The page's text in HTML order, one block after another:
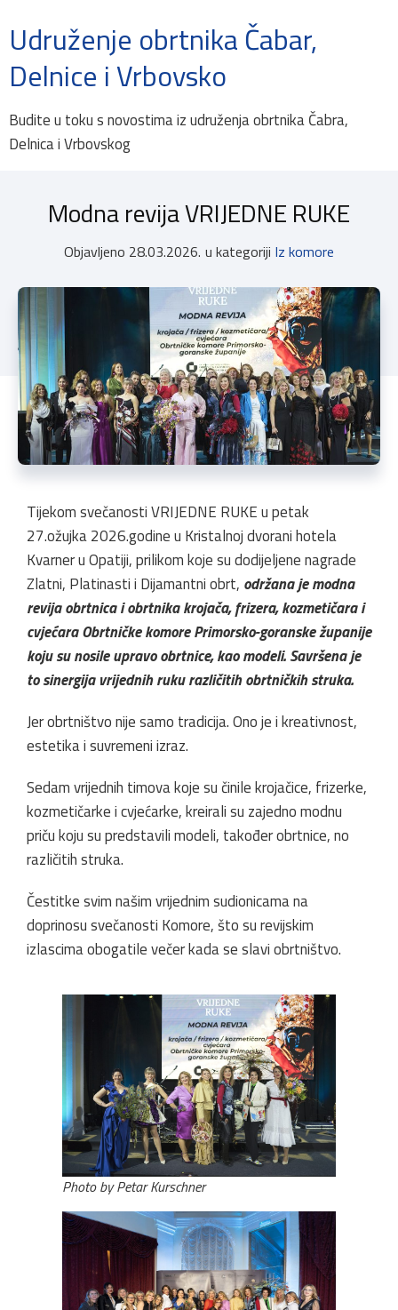
Udruženje obrtnika Čabar,
Delnice i Vrbovsko
Budite u toku s novostima iz udruženja obrtnika Čabra,
Delnica i Vrbovskog
Modna revija VRIJEDNE RUKE
Objavljeno 28.03.2026. u kategoriji Iz komore
Tijekom svečanosti VRIJEDNE RUKE u petak
27.ožujka 2026.godine u Kristalnoj dvorani hotela
Kvarner u Opatiji, prilikom koje su dodijeljene nagrade
Zlatni, Platinasti i Dijamantni obrt, održana je modna
revija obrtnica i obrtnika krojača, frizera, kozmetičara i
cvjećara Obrtničke komore Primorsko-goranske županije
koju su nosile upravo obrtnice, kao modeli. Savršena je
to sinergija vrijednih ruku različitih obrtničkih struka.
Jer obrtništvo nije samo tradicija. Ono je i kreativnost,
estetika i suvremeni izraz.
Sedam vrijednih timova koje su činile krojačice, frizerke,
kozmetičarke i cvjećarke, kreirali su zajedno modnu
priču koju su predstavili modeli, također obrtnice, no
različitih struka.
Čestitke svim našim vrijednim sudionicama na
doprinosu svečanosti Komore, što su revijskim
izlascima obogatile večer kada se slavi obrtništvo.
Photo by Petar Kurschner